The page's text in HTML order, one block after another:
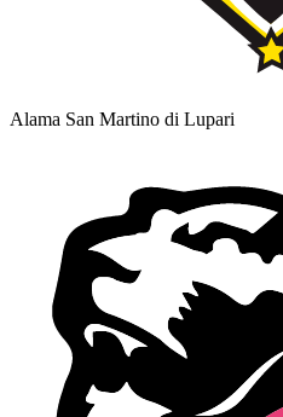
Alama San Martino di Lupari